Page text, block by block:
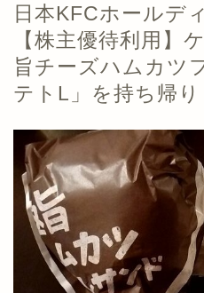
日本KFCホールデ
【株主優待利用】
旨チーズハムカツ
テトL」を持ち帰り